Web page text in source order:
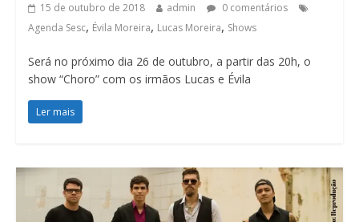
15 de outubro de 2018 admin
0 comentários
Agenda Sesc, Évila Moreira, Lucas Moreira, Shows
Será no próximo dia 26 de outubro, a partir das 20h, o
show “Choro” com os irmãos Lucas e Évila
Ler mais